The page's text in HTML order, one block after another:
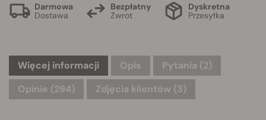
Darmowa
Dostawa
Bezpłatny
Zwrot
Dyskretna
Przesyłka
Więcej informacji Opis Pytania (2)
Opinie (294)
Zdjęcia klientów (3)